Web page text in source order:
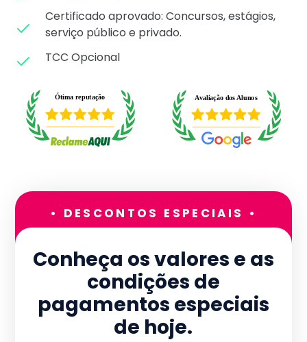
Certificado aprovado: Concursos, estágios,
serviço público e privado.
TCC Opcional
• DESCONTOS ESPECIAIS •
Conheça os valores e as
condições de
pagamentos especiais
de hoje.